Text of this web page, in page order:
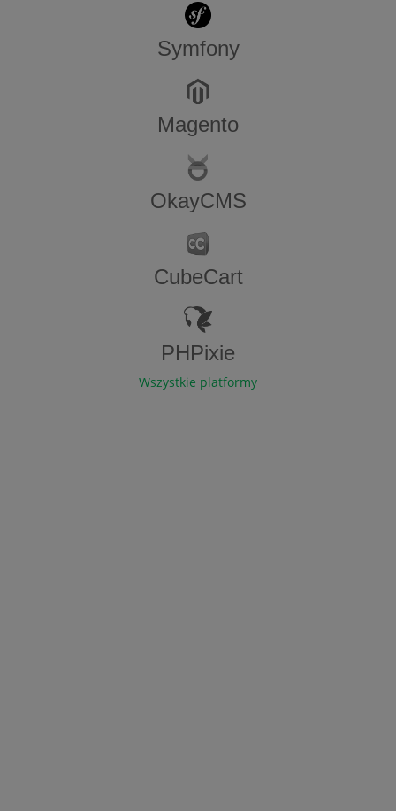
Symfony
Magento
OkayCMS
CubeCart
PHPixie
Wszystkie platformy